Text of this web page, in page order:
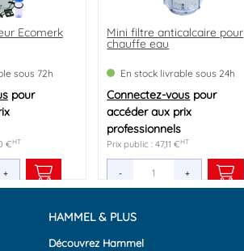
Ecomerk
sous 72h
pour
€HT
+
Mini filtre anticalcaire pour
chauffe eau
En stock livrable sous 24h
Connectez-vous pour
accéder aux prix
professionnels
Prix public : 47,11 €HT
- +
nu MK
sous 24h
pour
HT
+
Coude de réglage à visser
femelle 15/21
En stock livrable sous 24h
Connectez-vous pour
accéder aux prix
professionnels
Prix public : 11,98 €HT
- +
zone de
- Type CA
sous 24h
pour
HT
+
HAMMEL & PLUS
Découvrez Hammel